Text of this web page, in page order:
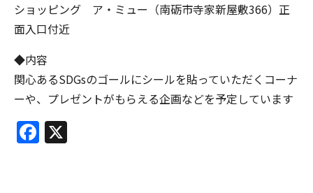
ショッピング ア・ミュー（南砺市寺家新屋敷366）正
面入口付近
◆内容
関心あるSDGsのゴールにシールを貼っていただくコーナ
ーや、プレゼントがもらえる企画などを予定しています
Facebook